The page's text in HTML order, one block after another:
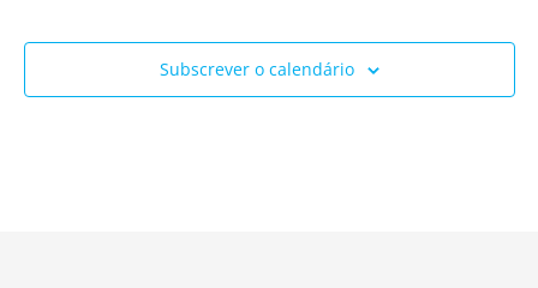
Subscrever o calendário